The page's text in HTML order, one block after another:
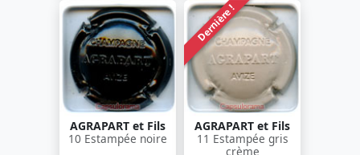
AGRAPART et Fils
10 Estampée noire
Dernière !
AGRAPART et Fils
11 Estampée gris
crème